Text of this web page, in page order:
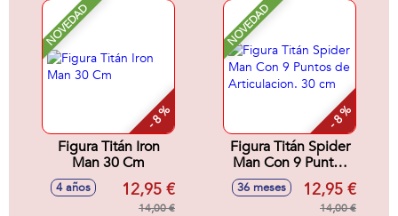
NOVEDAD
- 8 %
Figura Titán Iron
Man 30 Cm
4 años 12,95 €
14,00 €
NOVEDAD
- 8 %
Figura Titán Spider
Man Con 9 Puntos
de Articulacion. 30
cm
36 meses 12,95 €
14,00 €